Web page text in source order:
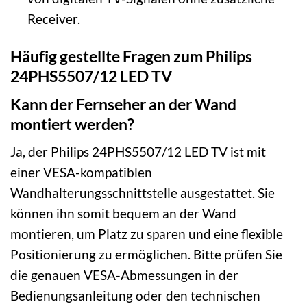
Receiver.
Häufig gestellte Fragen zum Philips
24PHS5507/12 LED TV
Kann der Fernseher an der Wand
montiert werden?
Ja, der Philips 24PHS5507/12 LED TV ist mit
einer VESA-kompatiblen
Wandhalterungsschnittstelle ausgestattet. Sie
können ihn somit bequem an der Wand
montieren, um Platz zu sparen und eine flexible
Positionierung zu ermöglichen. Bitte prüfen Sie
die genauen VESA-Abmessungen in der
Bedienungsanleitung oder den technischen